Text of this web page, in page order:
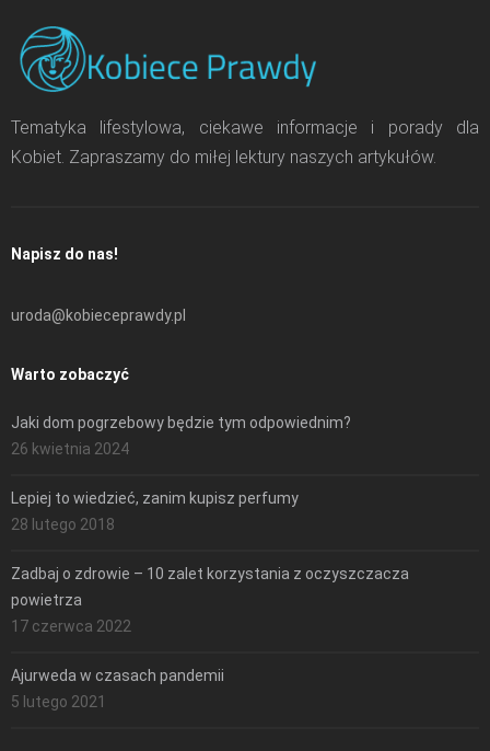
Tematyka lifestylowa, ciekawe informacje i porady dla
Kobiet. Zapraszamy do miłej lektury naszych artykułów.
Napisz do nas!
uroda@kobieceprawdy.pl
Warto zobaczyć
Jaki dom pogrzebowy będzie tym odpowiednim?
26 kwietnia 2024
Lepiej to wiedzieć, zanim kupisz perfumy
28 lutego 2018
Zadbaj o zdrowie – 10 zalet korzystania z oczyszczacza
powietrza
17 czerwca 2022
Ajurweda w czasach pandemii
5 lutego 2021